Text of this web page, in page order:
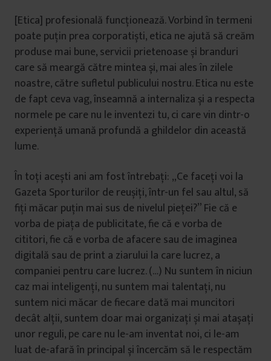
[Etica] profesională funcționează. Vorbind în termeni
poate puțin prea corporatiști, etica ne ajută să creăm
produse mai bune, servicii prietenoase și branduri
care să meargă către mintea și, mai ales în zilele
noastre, către sufletul publicului nostru. Etica nu este
de fapt ceva vag, înseamnă a internaliza și a respecta
normele pe care nu le inventezi tu, ci care vin dintr-o
experiență umană profundă a ghildelor din această
lume.
În toți acești ani am fost întrebați: „Ce faceți voi la
Gazeta Sporturilor de reușiți, într-un fel sau altul, să
fiți măcar puțin mai sus de nivelul pieței?” Fie că e
vorba de piața de publicitate, fie că e vorba de
cititori, fie că e vorba de afacere sau de imaginea
digitală sau de print a ziarului la care lucrez, a
companiei pentru care lucrez. (…) Nu suntem în niciun
caz mai inteligenți, nu suntem mai talentați, nu
suntem nici măcar de fiecare dată mai muncitori
decât alții, suntem doar mai organizați și mai atașați
unor reguli, pe care nu le-am inventat noi, ci le-am
luat de-afară în principal și încercăm să le respectăm